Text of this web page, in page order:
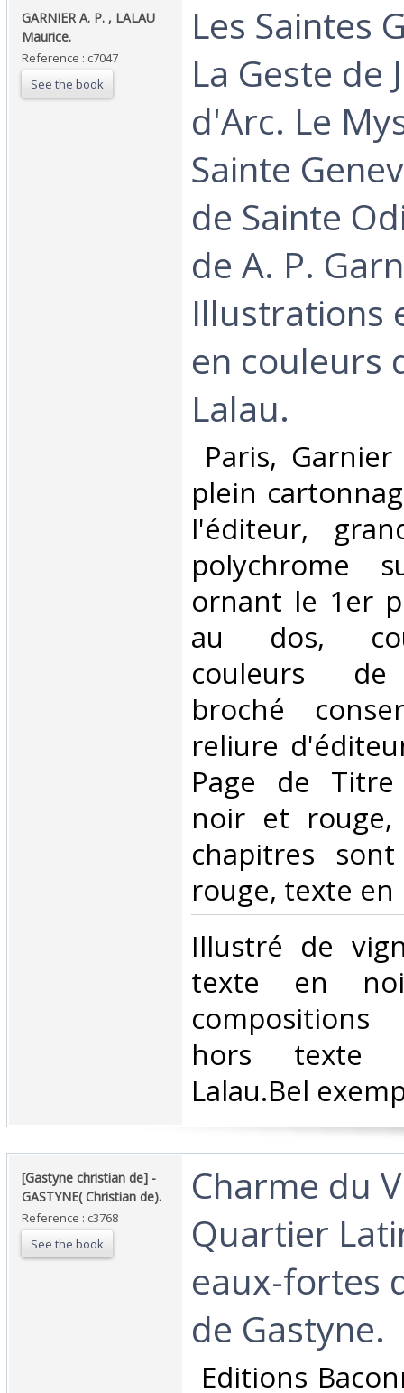
‎GARNIER A. P. , LALAU
Maurice.‎
Reference : c7047
See the book
‎Les Saintes
La Geste de
d'Arc. Le
Sainte
de Sainte
de A. P.
Illustrations
en couleurs
Lalau.‎
Paris,
plein
l'éditeur,
polychrome
ornant le 1er
au dos,
couleurs de
broché
reliure
Page de
noir et
chapitres
rouge, texte en
‎Illustré de
texte en
hors texte
Lalau.Bel
‎[Gastyne christian de] - ‎
‎GASTYNE( Christian de).‎
Reference : c3768
See the book
‎Charme du
Quartier
eaux-fortes
de Gastyne.‎
Editions